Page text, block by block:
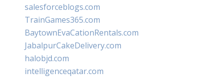
salesforceblogs.com
TrainGames365.com
BaytownEvaCationRentals.com
JabalpurCakeDelivery.com
halobjd.com
intelligenceqatar.com